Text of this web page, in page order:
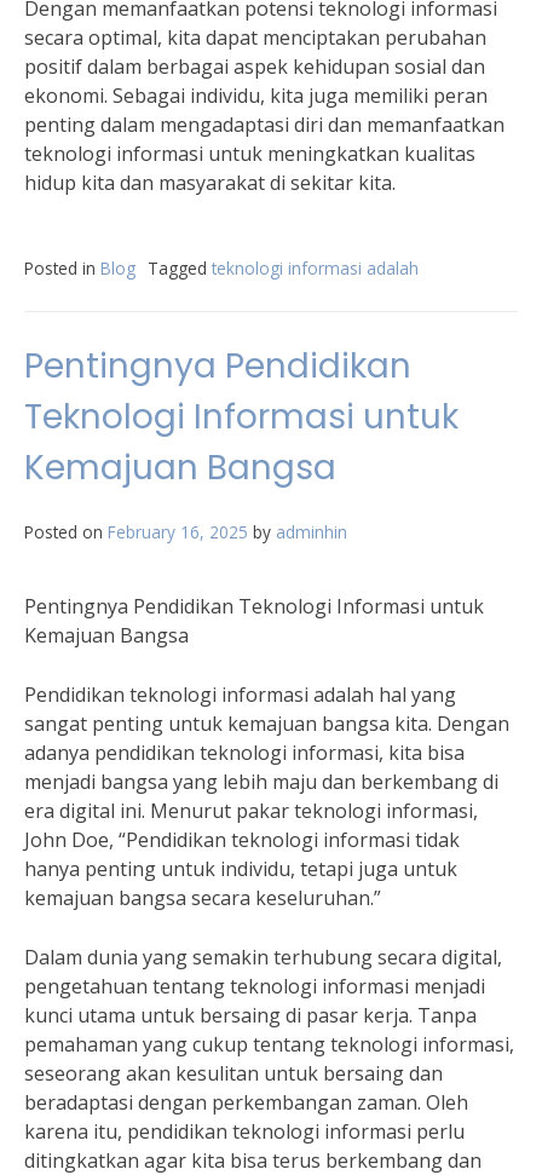
Dengan memanfaatkan potensi teknologi informasi
secara optimal, kita dapat menciptakan perubahan
positif dalam berbagai aspek kehidupan sosial dan
ekonomi. Sebagai individu, kita juga memiliki peran
penting dalam mengadaptasi diri dan memanfaatkan
teknologi informasi untuk meningkatkan kualitas
hidup kita dan masyarakat di sekitar kita.
Posted in Blog Tagged teknologi informasi adalah
Pentingnya Pendidikan
Teknologi Informasi untuk
Kemajuan Bangsa
Posted on February 16, 2025 by adminhin
Pentingnya Pendidikan Teknologi Informasi untuk
Kemajuan Bangsa
Pendidikan teknologi informasi adalah hal yang
sangat penting untuk kemajuan bangsa kita. Dengan
adanya pendidikan teknologi informasi, kita bisa
menjadi bangsa yang lebih maju dan berkembang di
era digital ini. Menurut pakar teknologi informasi,
John Doe, “Pendidikan teknologi informasi tidak
hanya penting untuk individu, tetapi juga untuk
kemajuan bangsa secara keseluruhan.”
Dalam dunia yang semakin terhubung secara digital,
pengetahuan tentang teknologi informasi menjadi
kunci utama untuk bersaing di pasar kerja. Tanpa
pemahaman yang cukup tentang teknologi informasi,
seseorang akan kesulitan untuk bersaing dan
beradaptasi dengan perkembangan zaman. Oleh
karena itu, pendidikan teknologi informasi perlu
ditingkatkan agar kita bisa terus berkembang dan